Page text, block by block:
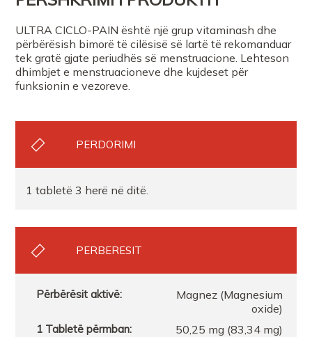
ULTRA CICLO-PAIN është një grup vitaminash dhe
përbërësish bimorë të cilësisë së lartë të rekomanduar
tek gratë gjate periudhës së menstruacione. Lehteson
dhimbjet e menstruacioneve dhe kujdeset për
funksionin e vezoreve.
PERDORIMI
1 tabletë 3 herë në ditë.
PERBERESIT
Magnez (Magnesium
oxide)
50,25 mg (83,34 mg)